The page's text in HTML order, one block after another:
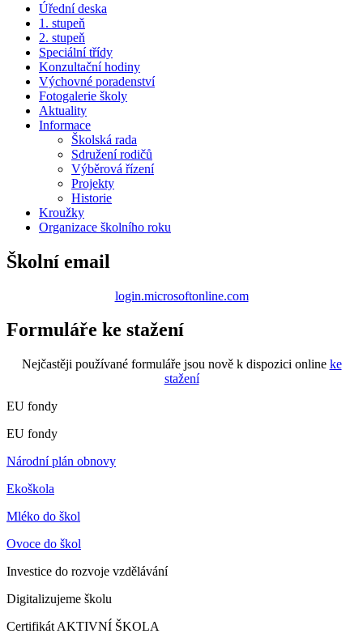
Úřední deska
1. stupeň
2. stupeň
Speciální třídy
Konzultační hodiny
Výchovné poradenství
Fotogalerie školy
Aktuality
Informace
Školská rada
Sdružení rodičů
Výběrová řízení
Projekty
Historie
Kroužky
Organizace školního roku
Školní email
login.microsoftonline.com
Formuláře ke stažení
Nejčastěji používané formuláře jsou nově k dispozici online ke
stažení
EU fondy
EU fondy
Národní plán obnovy
Ekoškola
Mléko do škol
Ovoce do škol
Investice do rozvoje vzdělávání
Digitalizujeme školu
Certifikát AKTIVNÍ ŠKOLA